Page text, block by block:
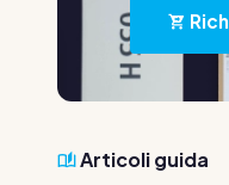
Articoli guida